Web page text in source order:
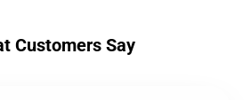
Customers Say